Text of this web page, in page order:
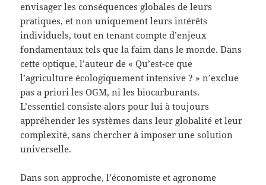
envisager les conséquences globales de leurs
pratiques, et non uniquement leurs intérêts
individuels, tout en tenant compte d’enjeux
fondamentaux tels que la faim dans le monde. Dans
cette optique, l’auteur de « Qu’est-ce que
l’agriculture écologiquement intensive ? » n’exclue
pas a priori les OGM, ni les biocarburants.
L’essentiel consiste alors pour lui à toujours
appréhender les systèmes dans leur globalité et leur
complexité, sans chercher à imposer une solution
universelle.
Dans son approche, l’économiste et agronome